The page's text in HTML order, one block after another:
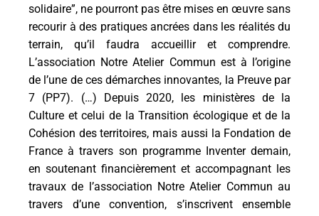
solidaire”, ne pourront pas être mises en œuvre sans
recourir à des pratiques ancrées dans les réalités du
terrain, qu’il faudra accueillir et comprendre.
L’association Notre Atelier Commun est à l’origine
de l’une de ces démarches innovantes, la Preuve par
7 (PP7). (…) Depuis 2020, les ministères de la
Culture et celui de la Transition écologique et de la
Cohésion des territoires, mais aussi la Fondation de
France à travers son programme Inventer demain,
en soutenant financièrement et accompagnant les
travaux de l’association Notre Atelier Commun au
travers d’une convention, s’inscrivent ensemble